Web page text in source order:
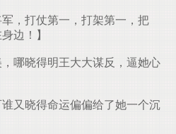
，打仗第一，打架第一，把
边！】
哪晓得明王大大谋反，逼她心
又晓得命运偏偏给了她一个沉